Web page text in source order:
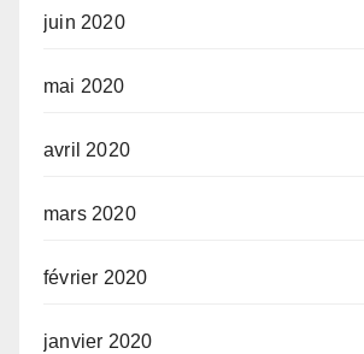
juin 2020
mai 2020
avril 2020
mars 2020
février 2020
janvier 2020